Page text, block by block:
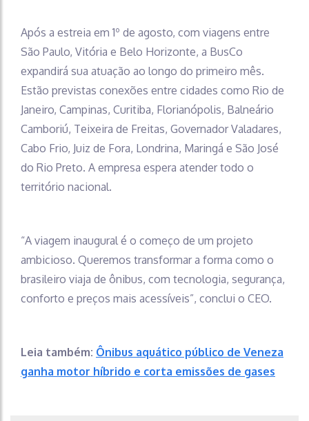
Após a estreia em 1º de agosto, com viagens entre
São Paulo, Vitória e Belo Horizonte, a BusCo
expandirá sua atuação ao longo do primeiro mês.
Estão previstas conexões entre cidades como Rio de
Janeiro, Campinas, Curitiba, Florianópolis, Balneário
Camboriú, Teixeira de Freitas, Governador Valadares,
Cabo Frio, Juiz de Fora, Londrina, Maringá e São José
do Rio Preto. A empresa espera atender todo o
território nacional.
“A viagem inaugural é o começo de um projeto
ambicioso. Queremos transformar a forma como o
brasileiro viaja de ônibus, com tecnologia, segurança,
conforto e preços mais acessíveis”, conclui o CEO.
Leia também: Ônibus aquático público de Veneza
ganha motor híbrido e corta emissões de gases